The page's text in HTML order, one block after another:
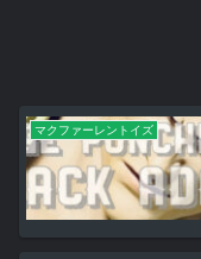
マクファーレントイズ